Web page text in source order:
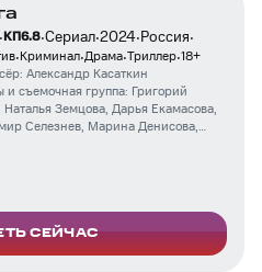
·КП6.8·Сериал·2024·Россия·
·Криминал·Драма·Триллер·18+
Александр Касаткин
и съемочная группа: Григорий
Наталья Земцова, Дарья Екамасова,
Селезнев, Марина Денисова,
СЕЙЧАС